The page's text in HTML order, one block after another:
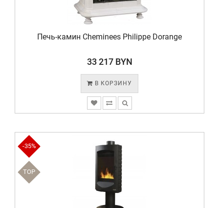
Печь-камин Cheminees Philippe Dorange
33 217 BYN
В КОРЗИНУ
-35%
TOP